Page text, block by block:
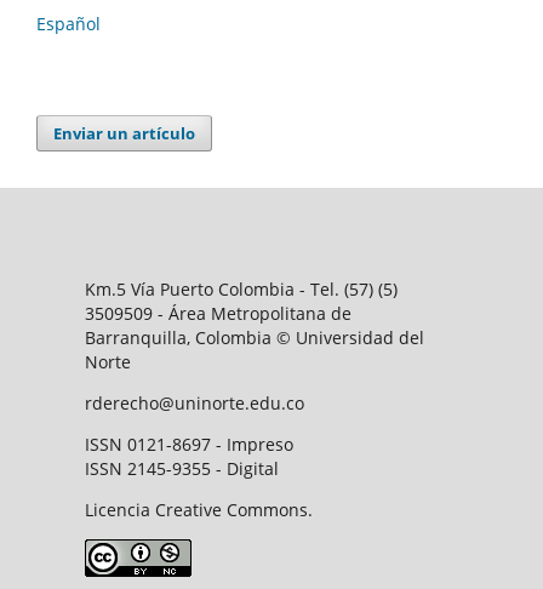
Español
Enviar un artículo
Km.5 Vía Puerto Colombia - Tel. (57) (5)
3509509 - Área Metropolitana de
Barranquilla, Colombia © Universidad del
Norte
rderecho@uninorte.edu.co
ISSN 0121-8697 - Impreso
ISSN 2145-9355 - Digital
Licencia Creative Commons.